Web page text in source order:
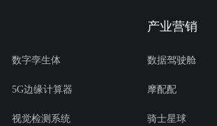
数字孪生体
5G边缘计算器
视觉检测系统
产业营销
数据驾驶舱
摩配配
骑士星球